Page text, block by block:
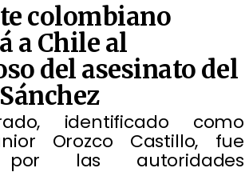
colombiano
a Chile al
del asesinato del
identificado como
Orozco Castillo, fue
por las autoridades